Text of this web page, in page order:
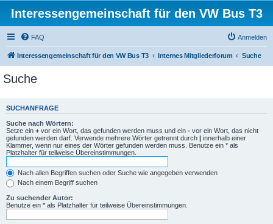
Interessengemeinschaft für den VW Bus T3
FAQ Anmelden
Interessengemeinschaft für den VW Bus T3 Internes Mitgliederforum Suche
Suche
SUCHANFRAGE
Suche nach Wörtern:
Setze ein + vor ein Wort, das gefunden werden muss und ein - vor ein Wort, das nicht
gefunden werden darf. Verwende mehrere Wörter getrennt durch | innerhalb einer
Klammer, wenn nur eines der Wörter gefunden werden muss. Benutze ein * als
Platzhalter für teilweise Übereinstimmungen.
Nach allen Begriffen suchen oder Suche wie angegeben verwenden
Nach einem Begriff suchen
Zu suchender Autor:
Benutze ein * als Platzhalter für teilweise Übereinstimmungen.